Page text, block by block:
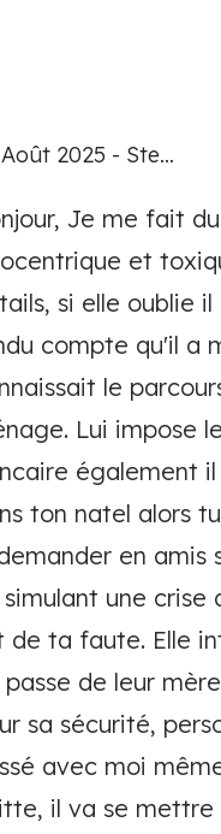
2025 - Ste...
Je me fait
et
si elle oublie
compte qu'il a
le
Lui impose
également
ton natel alors
en amis
simulant une crise
de ta faute. Elle
passe de leur
sa sécurité,
avec moi
il va se mettre